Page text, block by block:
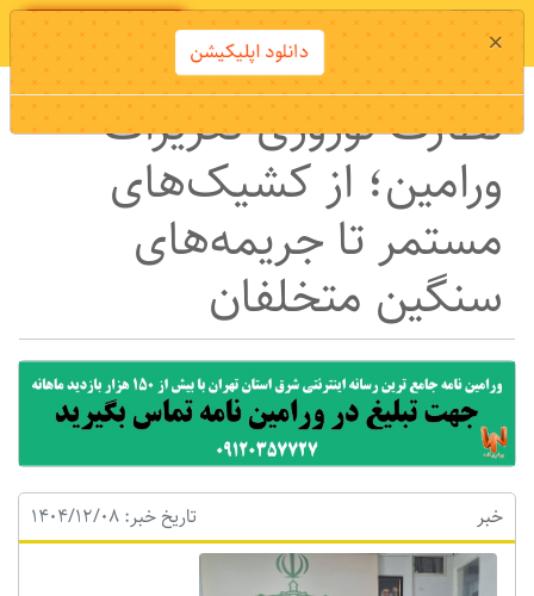
دانلود اپلیکیشن
نظارت نوروزی تعزیرات
ورامین؛ از کشیک‌های
مستمر تا جریمه‌های
سنگین متخلفان
خبر تاریخ خبر: 1404/12/08
× دانلود اپلیکیشن